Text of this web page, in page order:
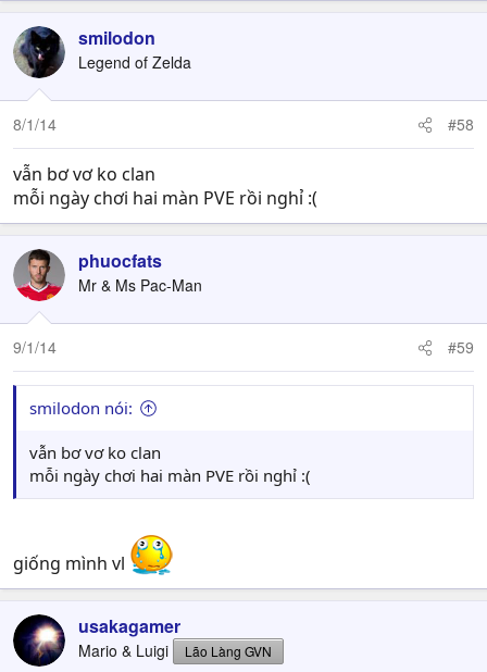
smilodon
Legend of Zelda
8/1/14 #58
vẫn bơ vơ ko clan
mỗi ngày chơi hai màn PVE rồi nghỉ :(
phuocfats
Mr & Ms Pac-Man
9/1/14 #59
smilodon nói:
vẫn bơ vơ ko clan
mỗi ngày chơi hai màn PVE rồi nghỉ :(
giống mình vl
usakagamer
Mario & Luigi Lão Làng GVN